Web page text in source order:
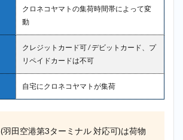
クロネコヤマトの集荷時間帯によって変
動
クレジットカード可 / デビットカード、プ
リペイドカードは不可
自宅にクロネコヤマトが集荷
(羽田空港第3ターミナル 対応可)は荷物